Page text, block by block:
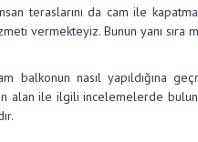
teraslarını da cam ile
vermekteyiz. Bunun yanı
nasıl yapıldığına
alan ile ilgili incelemelerde